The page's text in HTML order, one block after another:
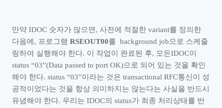
만약 IDOC 숫자가 많으면 , 사전에 적절한 variant를 정의한
다음에 , 프로그램 RSEOUT00를 background job으로 스케줄
링하여 실행해야 한다. 이 작업이 완료된 후, 모든IDOC이
status “03”(Data passed to port OK)으로 되어 있는 것을 확인
해야 한다. status “03”이라는 것은 transactional RFC통신이 성
공적이었다는 것을 항상 의미하지는 않는다는 사실을 반드시
유념해야 한다. 우리는 IDOC의 status가 최종 처리상태를 반